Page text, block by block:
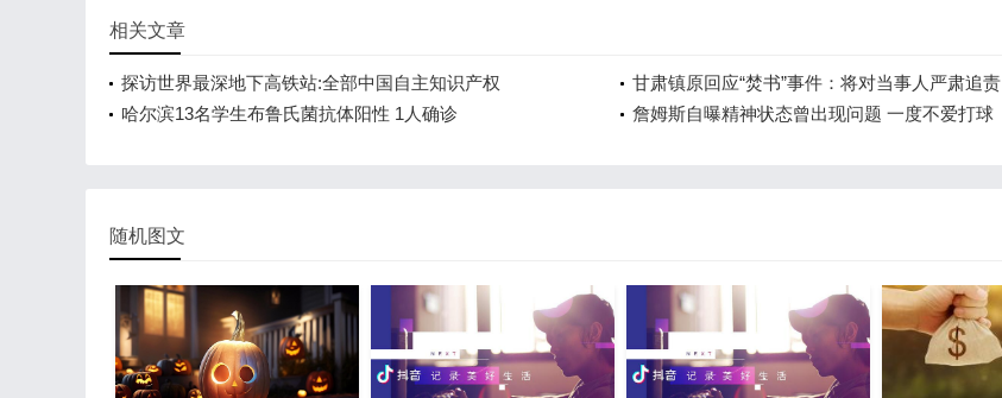
相关文章
探访世界最深地下高铁站:全部中国自主知识产权
甘肃镇原回应“焚书”事件：将对当事人严肃追责
哈尔滨13名学生布鲁氏菌抗体阳性 1人确诊
詹姆斯自曝精神状态曾出现问题 一度不爱打球
随机图文